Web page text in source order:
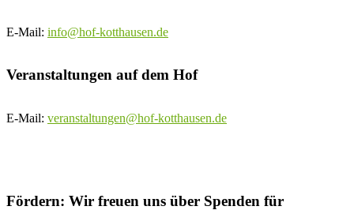
E-Mail: info@hof-kotthausen.de
Veranstaltungen auf dem Hof
E-Mail: veranstaltungen@hof-kotthausen.de
Fördern: Wir freuen uns über Spenden für